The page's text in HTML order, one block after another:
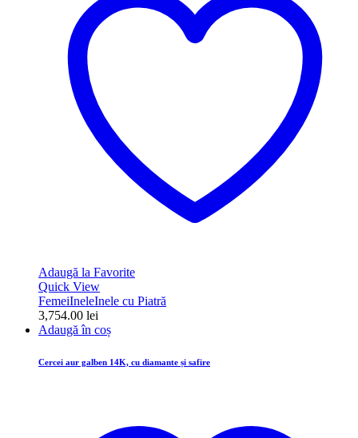
Adaugă la Favorite
Quick View
FemeiIneleInele cu Piatră
3,754.00 lei
Adaugă în coș
Cercei aur galben 14K, cu diamante și safire